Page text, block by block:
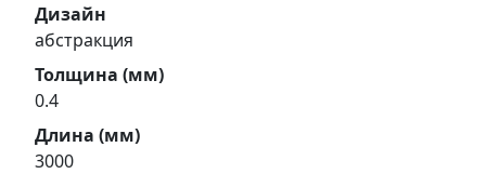
Дизайн
абстракция
Толщина (мм)
0.4
Длина (мм)
3000